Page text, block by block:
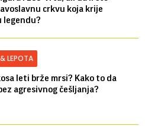
crkvu koja krije
legendu?
LEPOTA
leti brže mrsi? Kako to da
agresivnog češljanja?